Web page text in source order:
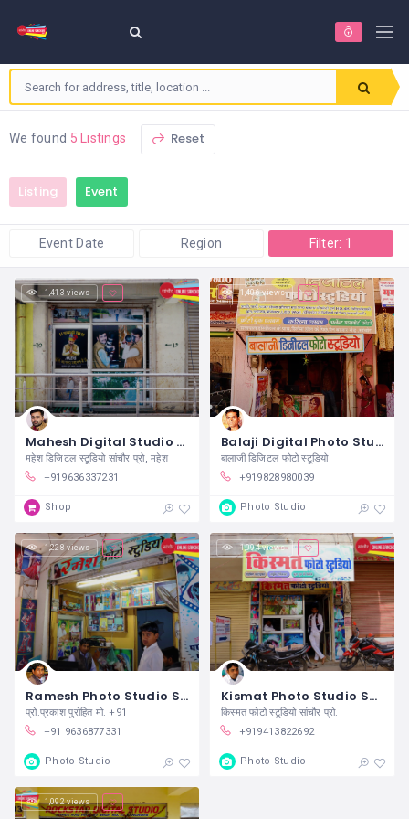
We found 5 Listings Reset
Listing Event
Event Date Region Filter: 1
1,413 views
Mahesh Digital Studio Sanchore
महेश डिजिटल स्टूडियो सांचौर प्रो, महेश
+919636337231
Shop
1,406 views
Balaji Digital Photo Studio Sanchore
बालाजी डिजिटल फोटो स्टूडियो
+919828980039
Photo Studio
1,228 views
Ramesh Photo Studio Sanchore
प्रो.प्रकाश पुरोहित मो. +91
+91 9636877331
Photo Studio
1,094 views
Kismat Photo Studio Sanchore
किस्मत फोटो स्टूडियो सांचौर प्रो.
+919413822692
Photo Studio
1,092 views